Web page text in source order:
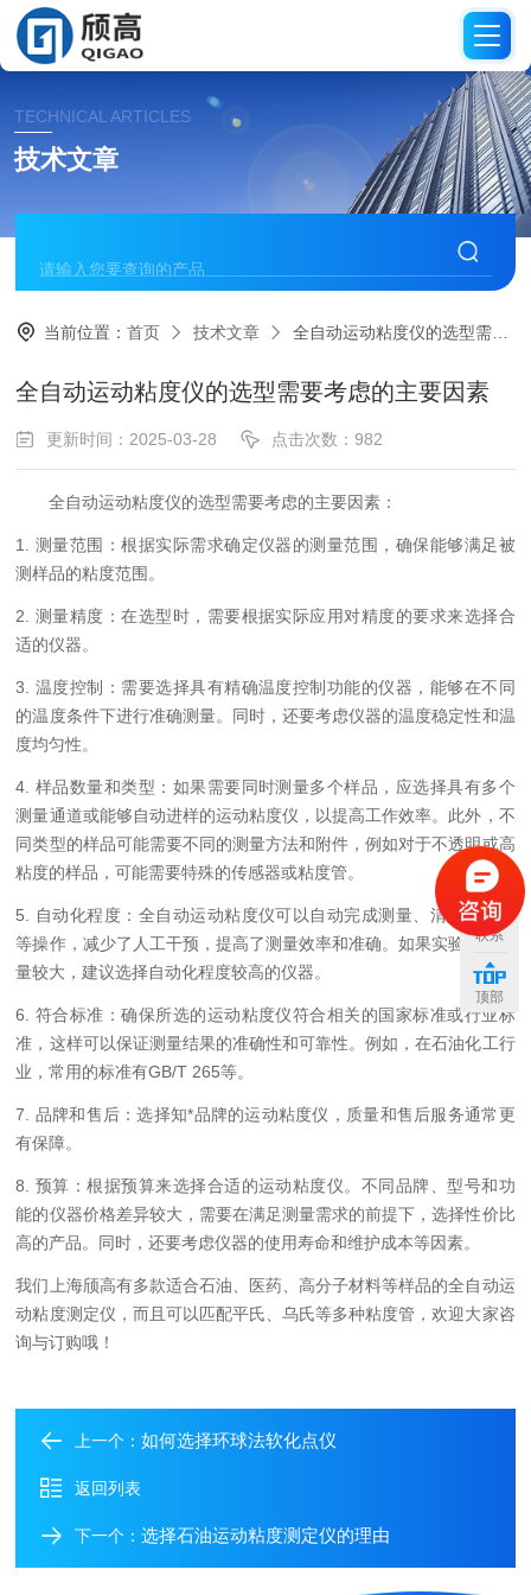
TECHNICAL ARTICLES
技术文章
当前位置：首页 技术文章 全自动运动粘度仪的选型需要考虑的主要因素
全自动运动粘度仪的选型需要考虑的主要因素
更新时间：2025-03-28 点击次数：982
全自动运动粘度仪的选型需要考虑的主要因素：
1. 测量范围：根据实际需求确定仪器的测量范围，确保能够满足被
测样品的粘度范围。
2. 测量精度：在选型时，需要根据实际应用对精度的要求来选择合
适的仪器。
3. 温度控制：需要选择具有精确温度控制功能的仪器，能够在不同
的温度条件下进行准确测量。同时，还要考虑仪器的温度稳定性和温
度均匀性。
4. 样品数量和类型：如果需要同时测量多个样品，应选择具有多个
测量通道或能够自动进样的运动粘度仪，以提高工作效率。此外，不
同类型的样品可能需要不同的测量方法和附件，例如对于不透明或高
粘度的样品，可能需要特殊的传感器或粘度管。
5.
自动化程度：全自动运动粘度仪可以自动完成测量、清洗、干燥
等操作，减少了人工干预，提高了测量效率和准确。如果实验室工作
量较大，建议选择自动化程度较高的仪器。
6. 符合标准：确保所选的运动粘度仪符合相关的国家标准或行业标
准，这样可以保证测量结果的准确性和可靠性。例如，在石油化工行
业，常用的标准有GB/T 265等。
7. 品牌和售后：选择知*品牌的运动粘度仪，质量和售后服务通常更
有保障。
8. 预算：根据预算来选择合适的运动粘度仪。不同品牌、型号和功
能的仪器价格差异较大，需要在满足测量需求的前提下，选择性价比
高的产品。同时，还要考虑仪器的使用寿命和维护成本等因素。
我们上海颀高有多款适合石油、医药、高分子材料等样品的全自动运
动粘度测定仪，而且可以匹配平氏、乌氏等多种粘度管，欢迎大家咨
询与订购哦！
上一个：如何选择环球法软化点仪
返回列表
下一个：选择石油运动粘度测定仪的理由
联系
顶部